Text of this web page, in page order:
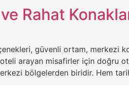
Rahat
güvenli ortam, merkezi
arayan misafirler için doğru
bölgelerden biridir. Hem